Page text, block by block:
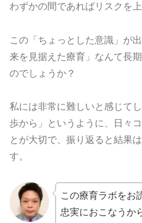
わずかの間であればリスクを
この「ちょっとした意識」が
来を見据えた療育」なんて長
のでしょうか？
私には非常に難しいと感じて
歩から」というように、日々
とが大切で、振り返ると結果
す。
この療育ラボをお
忠実におこなうか